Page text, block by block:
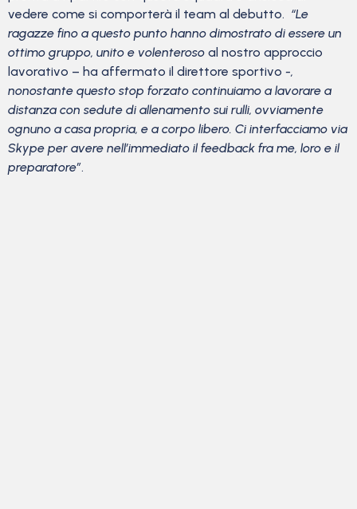
vedere come si comporterà il team al debutto. “Le
ragazze fino a questo punto hanno dimostrato di essere un
ottimo gruppo, unito e volenteroso al nostro approccio
lavorativo – ha affermato il direttore sportivo -,
nonostante questo stop forzato continuiamo a lavorare a
distanza con sedute di allenamento sui rulli, ovviamente
ognuno a casa propria, e a corpo libero. Ci interfacciamo via
Skype per avere nell’immediato il feedback fra me, loro e il
preparatore”.